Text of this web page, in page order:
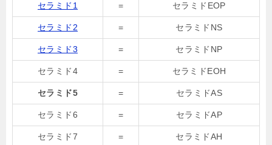
セラミド1 = セラミドEOP
セラミド2 = セラミドNS
セラミド3 = セラミドNP
セラミド4 = セラミドEOH
セラミド5 = セラミドAS
セラミド6 = セラミドAP
セラミド7 = セラミドAH